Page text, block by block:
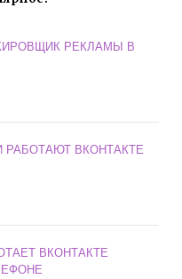
РЕКЛАМЫ В
ВКОНТАКТЕ
ВКОНТАКТЕ